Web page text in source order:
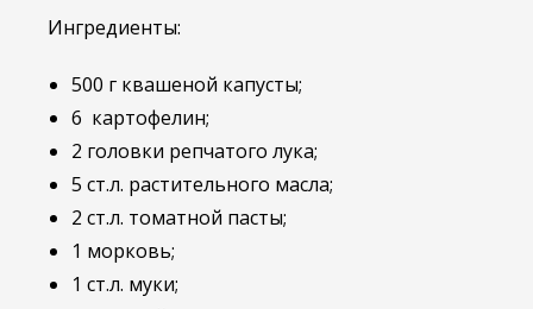
Ингредиенты:
500 г квашеной капусты;
6 картофелин;
2 головки репчатого лука;
5 ст.л. растительного масла;
2 ст.л. томатной пасты;
1 морковь;
1 ст.л. муки;